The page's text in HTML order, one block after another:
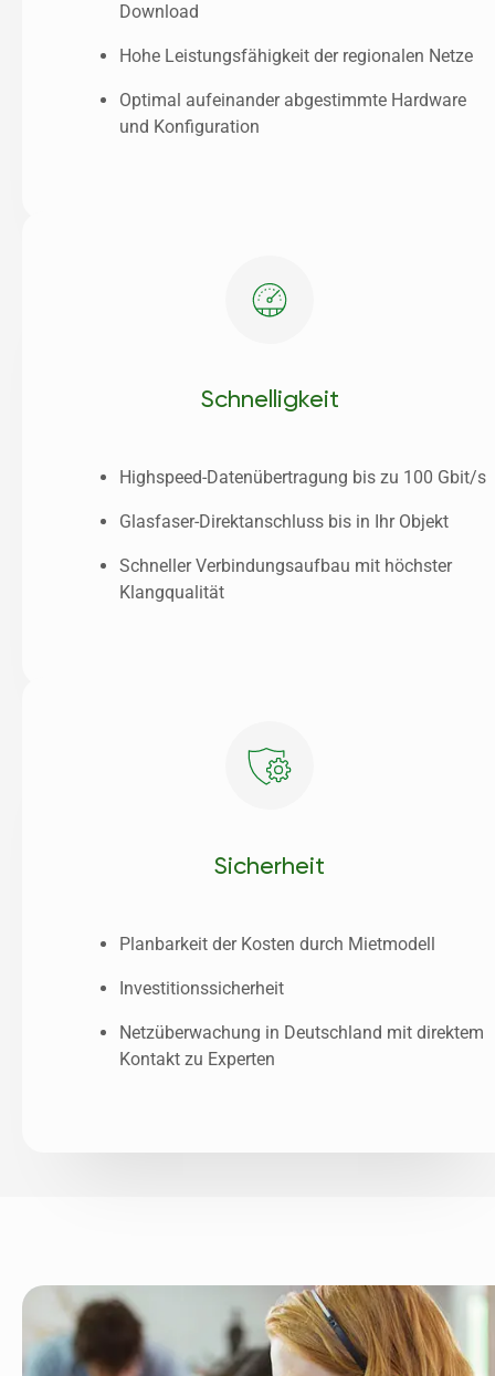
Download
Hohe Leistungsfähigkeit der regionalen Netze
Optimal aufeinander abgestimmte Hardware
und Konfiguration
Schnelligkeit
Highspeed-Datenübertragung bis zu 100 Gbit/s
Glasfaser-Direktanschluss bis in Ihr Objekt
Schneller Verbindungsaufbau mit höchster
Klangqualität
Sicherheit
Planbarkeit der Kosten durch Mietmodell
Investitionssicherheit
Netzüberwachung in Deutschland mit direktem
Kontakt zu Experten